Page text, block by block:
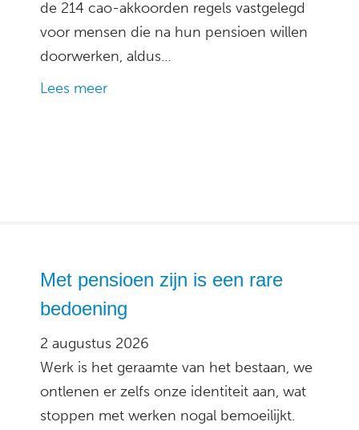
de 214 cao-akkoorden regels vastgelegd
voor mensen die na hun pensioen willen
doorwerken, aldus…
Lees meer
Met pensioen zijn is een rare
bedoening
2 augustus 2026
Werk is het geraamte van het bestaan, we
ontlenen er zelfs onze identiteit aan, wat
stoppen met werken nogal bemoeilijkt.